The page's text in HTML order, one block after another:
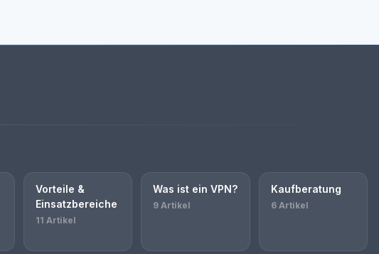
Vorteile &
Einsatzbereiche
11 Artikel
Was ist ein VPN?
9 Artikel
Kaufberatung
6 Artikel